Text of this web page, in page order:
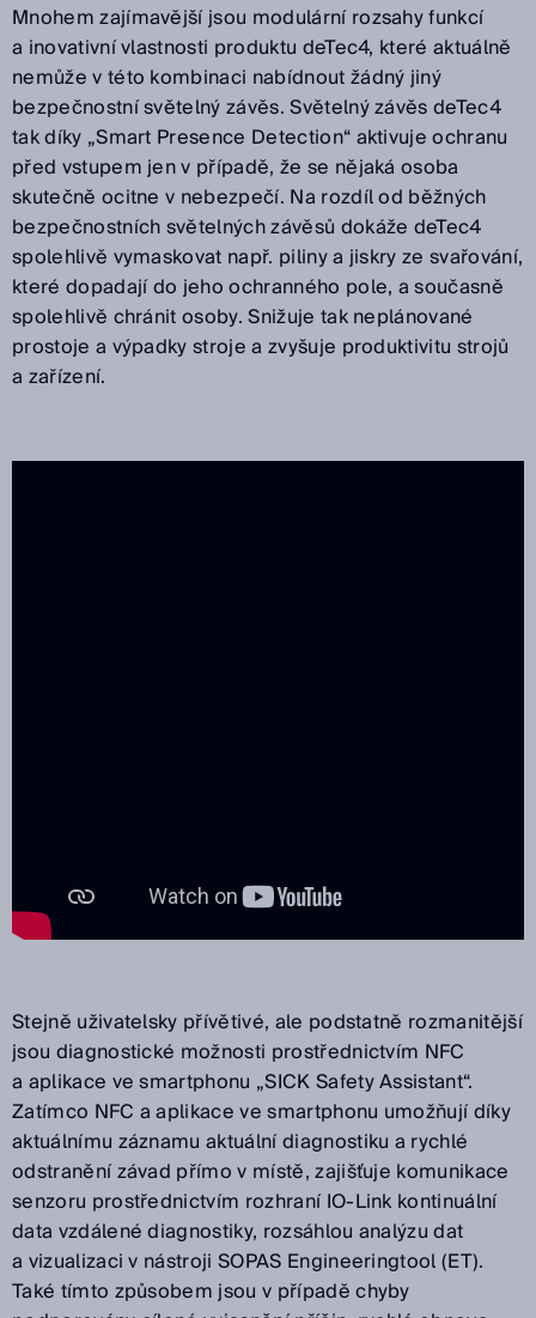
Mnohem zajímavější jsou modulární rozsahy funkcí
a inovativní vlastnosti produktu deTec4, které aktuálně
nemůže v této kombinaci nabídnout žádný jiný
bezpečnostní světelný závěs. Světelný závěs deTec4
tak díky „Smart Presence Detection“ aktivuje ochranu
před vstupem jen v případě, že se nějaká osoba
skutečně ocitne v nebezpečí. Na rozdíl od běžných
bezpečnostních světelných závěsů dokáže deTec4
spolehlivě vymaskovat např. piliny a jiskry ze svařování,
které dopadají do jeho ochranného pole, a současně
spolehlivě chránit osoby. Snižuje tak neplánované
prostoje a výpadky stroje a zvyšuje produktivitu strojů
a zařízení.
Stejně uživatelsky přívětivé, ale podstatně rozmanitější
jsou diagnostické možnosti prostřednictvím NFC
a aplikace ve smartphonu „SICK Safety Assistant“.
Zatímco NFC a aplikace ve smartphonu umožňují díky
aktuálnímu záznamu aktuální diagnostiku a rychlé
odstranění závad přímo v místě, zajišťuje komunikace
senzoru prostřednictvím rozhraní IO-Link kontinuální
data vzdálené diagnostiky, rozsáhlou analýzu dat
a vizualizaci v nástroji SOPAS Engineeringtool (ET).
Také tímto způsobem jsou v případě chyby